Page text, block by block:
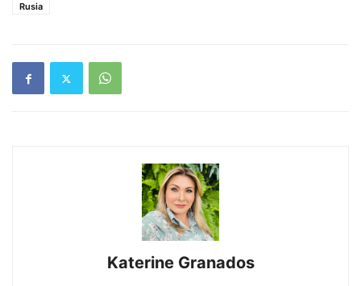
Rusia
Katerine Granados